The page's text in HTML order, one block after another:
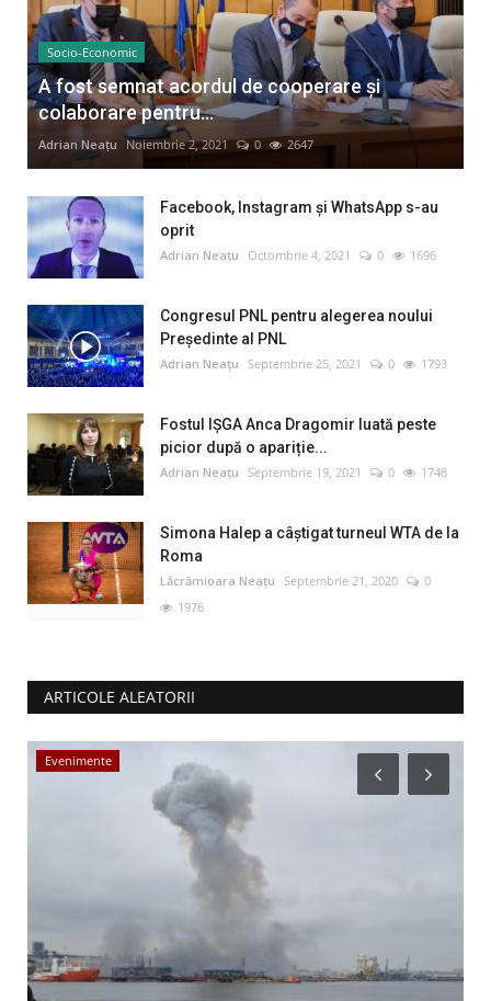
Socio-Economic
A fost semnat acordul de cooperare și
colaborare pentru...
Adrian Neațu Noiembrie 2, 2021 0 2647
Facebook, Instagram și WhatsApp s-au
oprit
Adrian Neațu Octombrie 4, 2021 0 1696
Congresul PNL pentru alegerea noului
Preşedinte al PNL
Adrian Neațu Septembrie 25, 2021 0 1793
Fostul IȘGA Anca Dragomir luată peste
picior după o apariție...
Adrian Neațu Septembrie 19, 2021 0 1748
Simona Halep a câştigat turneul WTA de la
Roma
Lăcrămioara Neațu Septembrie 21, 2020
0
1976
ARTICOLE ALEATORII
Evenimente